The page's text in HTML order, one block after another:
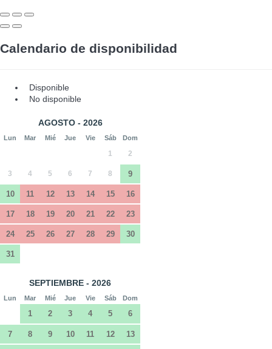
Calendario de disponibilidad
Disponible
No disponible
AGOSTO - 2026
Lun Mar Mié Jue Vie Sáb Dom
1 2
3 4 5 6 7 8 9
10 11 12 13 14 15 16
17 18 19 20 21 22 23
24 25 26 27 28 29 30
31
SEPTIEMBRE - 2026
Lun Mar Mié Jue Vie Sáb Dom
1 2 3 4 5 6
7 8 9 10 11 12 13